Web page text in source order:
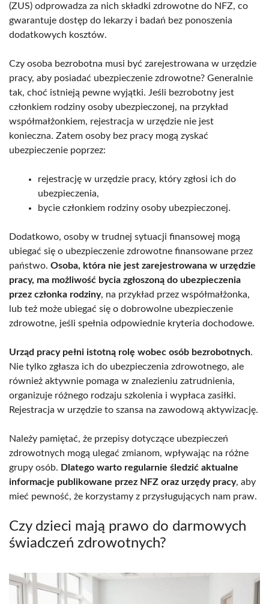
(ZUS) odprowadza za nich składki zdrowotne do NFZ, co
gwarantuje dostęp do lekarzy i badań bez ponoszenia
dodatkowych kosztów.
Czy osoba bezrobotna musi być zarejestrowana w urzędzie
pracy, aby posiadać ubezpieczenie zdrowotne? Generalnie
tak, choć istnieją pewne wyjątki. Jeśli bezrobotny jest
członkiem rodziny osoby ubezpieczonej, na przykład
współmałżonkiem, rejestracja w urzędzie nie jest
konieczna. Zatem osoby bez pracy mogą zyskać
ubezpieczenie poprzez:
rejestrację w urzędzie pracy, który zgłosi ich do
ubezpieczenia,
bycie członkiem rodziny osoby ubezpieczonej.
Dodatkowo, osoby w trudnej sytuacji finansowej mogą
ubiegać się o ubezpieczenie zdrowotne finansowane przez
państwo. Osoba, która nie jest zarejestrowana w urzędzie
pracy, ma możliwość bycia zgłoszoną do ubezpieczenia
przez członka rodziny, na przykład przez współmałżonka,
lub też może ubiegać się o dobrowolne ubezpieczenie
zdrowotne, jeśli spełnia odpowiednie kryteria dochodowe.
Urząd pracy pełni istotną rolę wobec osób bezrobotnych.
Nie tylko zgłasza ich do ubezpieczenia zdrowotnego, ale
również aktywnie pomaga w znalezieniu zatrudnienia,
organizuje różnego rodzaju szkolenia i wypłaca zasiłki.
Rejestracja w urzędzie to szansa na zawodową aktywizację.
Należy pamiętać, że przepisy dotyczące ubezpieczeń
zdrowotnych mogą ulegać zmianom, wpływając na różne
grupy osób. Dlatego warto regularnie śledzić aktualne
informacje publikowane przez NFZ oraz urzędy pracy, aby
mieć pewność, że korzystamy z przysługujących nam praw.
Czy dzieci mają prawo do darmowych
świadczeń zdrowotnych?